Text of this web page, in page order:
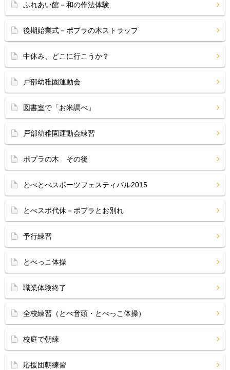
ふれあい館－和の作法体験
後期始業式－ポプラの木ストラップ
中休み、どこに行こうか？
戸部幼稚園運動会
図書室で「お米調べ」
戸部幼稚園運動会練習
ポプラの木 その後
とべとべスポーツフェスティバル2015
とべスポ代休－ポプラとお別れ
予行練習
とべっこ体操
職業体験終了
全校練習（とべ音頭・とべっこ体操）
校庭で朝練
応援団朝練習